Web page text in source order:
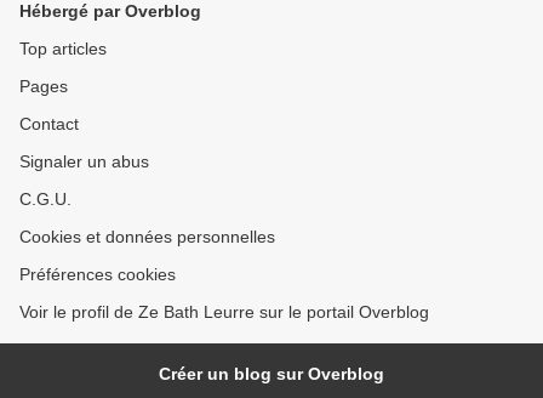
Hébergé par Overblog
Top articles
Pages
Contact
Signaler un abus
C.G.U.
Cookies et données personnelles
Préférences cookies
Voir le profil de Ze Bath Leurre sur le portail Overblog
Créer un blog sur Overblog